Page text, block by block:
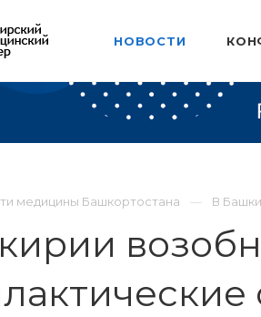
НОВОСТИ
медицины Башкортостана В